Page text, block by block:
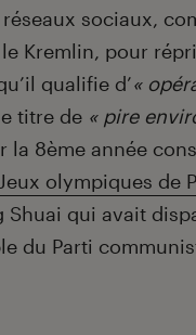
sociaux,
Kremlin, pour
qualifie d’«
titre de « pire
la 8ème année
olympiques de
Shuai qui avait
du Parti